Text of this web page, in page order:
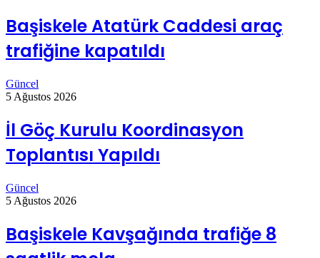
Başiskele Atatürk Caddesi araç
trafiğine kapatıldı
Güncel
5 Ağustos 2026
İl Göç Kurulu Koordinasyon
Toplantısı Yapıldı
Güncel
5 Ağustos 2026
Başiskele Kavşağında trafiğe 8